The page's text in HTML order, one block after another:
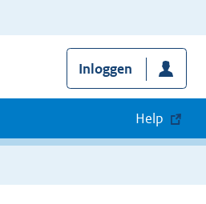
Inloggen
Help